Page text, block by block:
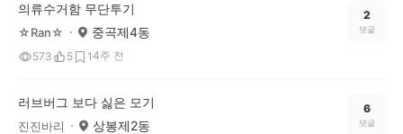
의류수거함 무단투기
☆Ran☆ 중곡제4동
573 5 14주 전
2
댓글
러브버그 보다 싫은 모기
진진바리 상봉제2동
6
댓글